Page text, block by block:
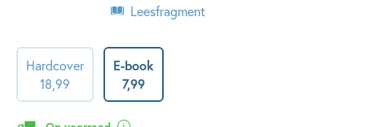
Leesfragment
Hardcover
18,99
E-book
7,99